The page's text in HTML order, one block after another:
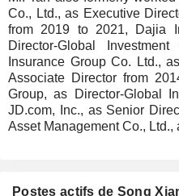
Co., Ltd., as Executive
from 2019 to 2021, Dajia
Director-Global
Insurance Group Co. Ltd.,
Associate Director from
Group, as Director-Global
JD.com, Inc., as Senior
Asset Management Co., Ltd.,
Postes actifs de Song